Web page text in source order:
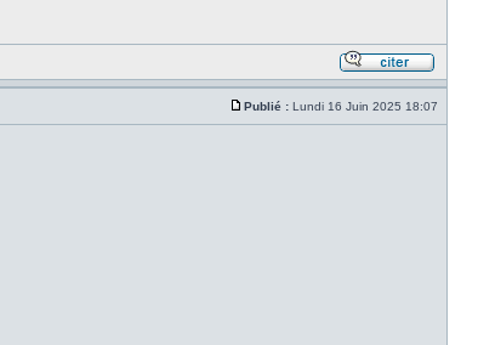
Publié : Lundi 16 Juin 2025 18:07